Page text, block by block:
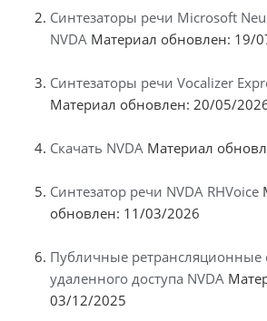
Синтезаторы речи Microsoft
NVDA Материал обновлен: 19/
Синтезаторы речи Vocalizer
Материал обновлен: 20/05/
Скачать NVDA Материал
Синтезатор речи NVDA RHVoice
обновлен: 11/03/2026
Публичные ретрансляционные
удаленного доступа NVDA
03/12/2025